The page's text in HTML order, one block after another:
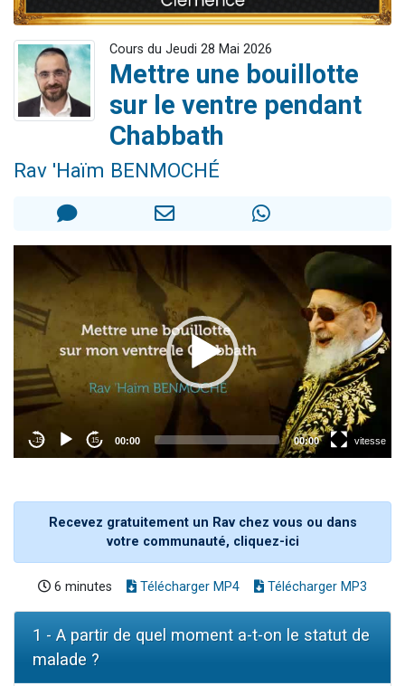
Il reste 49 places pour étudier en groupe sur Zoom
Eva vient de donner son Maasser
4 personnes viennent de nous rejoindre sur WhatsApp
3 personnes viennent de nous rejoindre sur WhatsApp
3 personnes viennent de faire un don pour Événements Torah-Box
Cours du Jeudi 28 Mai 2026
Mettre une bouillotte
sur le ventre pendant
Chabbath
Rav 'Haïm BENMOCHÉ
Recevez gratuitement un Rav chez vous ou dans
votre communauté, cliquez-ici
6 minutes Télécharger MP4 Télécharger MP3
1 - A partir de quel moment a-t-on le statut de
malade ?